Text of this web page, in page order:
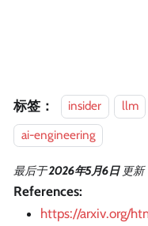
标签： insider llm
ai-engineering
最后于2026年5月6日 更新
References:
https://arxiv.org/